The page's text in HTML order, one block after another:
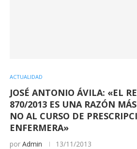
ACTUALIDAD
JOSÉ ANTONIO ÁVILA: «EL
870/2013 ES UNA RAZÓN
NO AL CURSO DE
ENFERMERA»
por Admin 13/11/2013